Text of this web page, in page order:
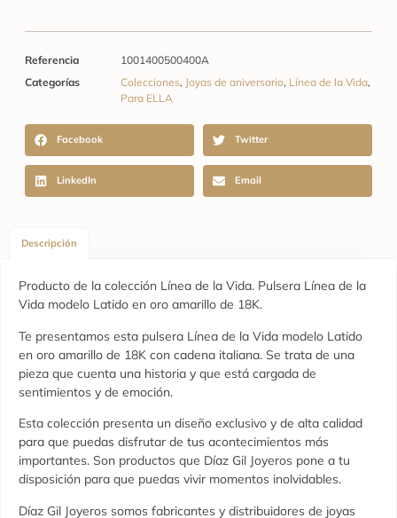
Referencia
1001400500400A
Categorías
Colecciones, Joyas de aniversario, Línea de la Vida,
Para ELLA
Facebook Twitter
LinkedIn Email
Descripción
Producto de la colección Línea de la Vida. Pulsera Línea de la
Vida modelo Latido en oro amarillo de 18K.
Te presentamos esta pulsera Línea de la Vida modelo Latido
en oro amarillo de 18K con cadena italiana. Se trata de una
pieza que cuenta una historia y que está cargada de
sentimientos y de emoción.
Esta colección presenta un diseño exclusivo y de alta calidad
para que puedas disfrutar de tus acontecimientos más
importantes. Son productos que Díaz Gil Joyeros pone a tu
disposición para que puedas vivir momentos inolvidables.
Díaz Gil Joyeros somos fabricantes y distribuidores de joyas